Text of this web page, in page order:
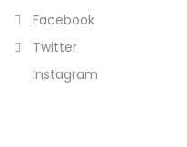
Facebook
Twitter
Instagram